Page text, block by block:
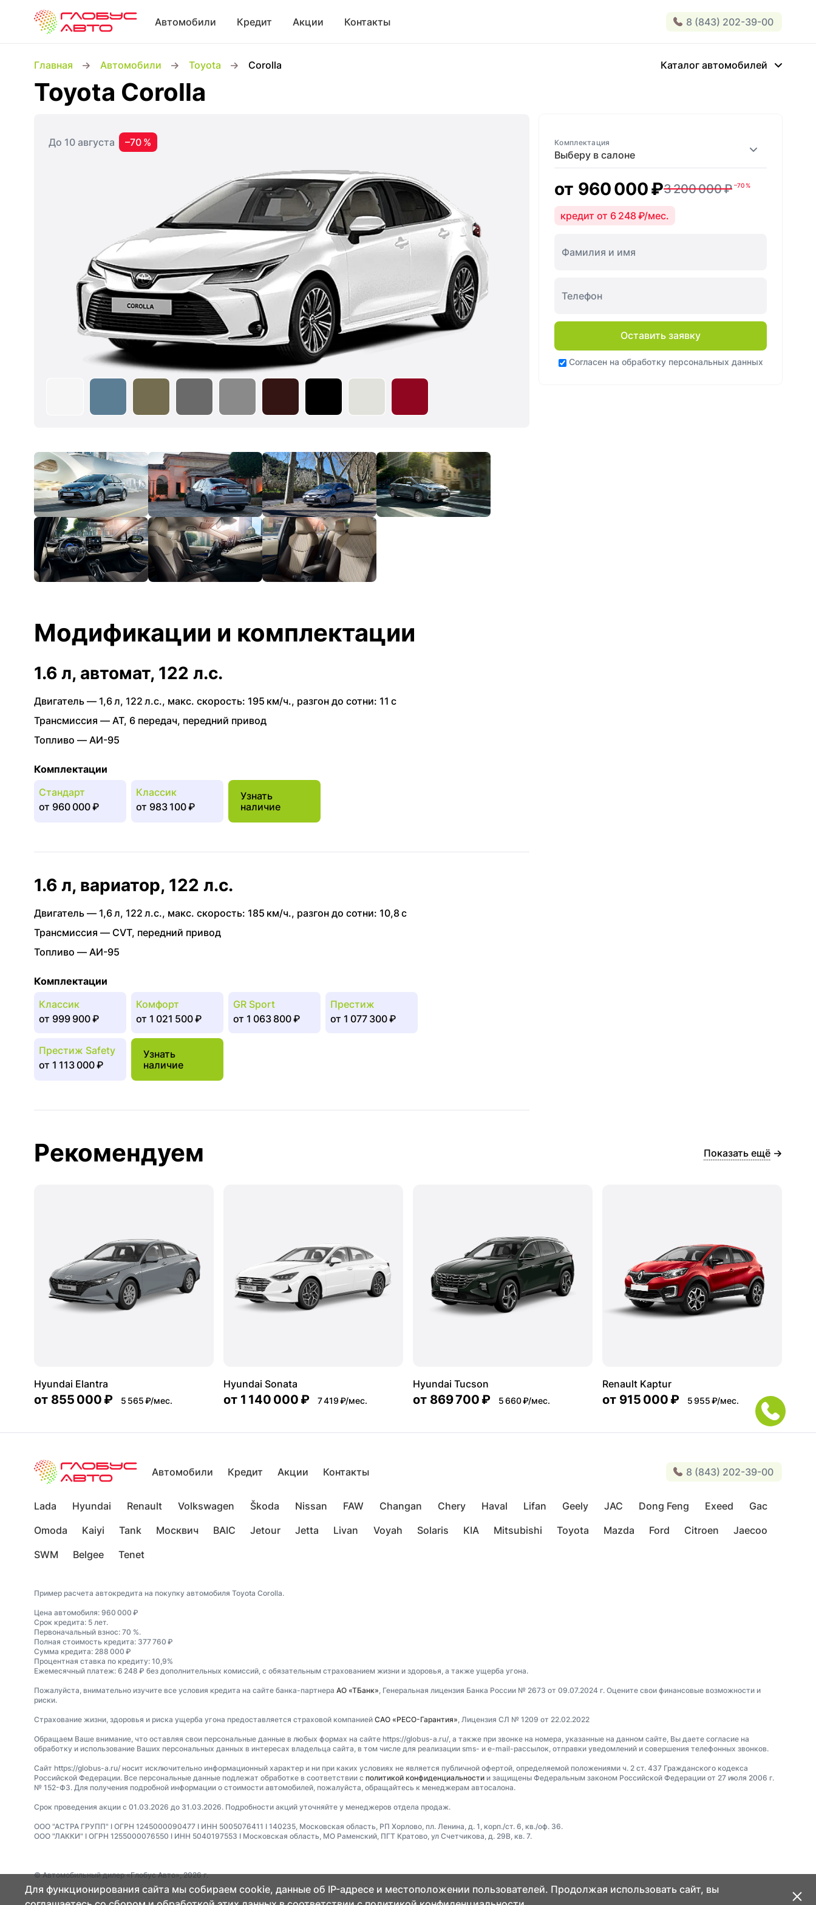
Автомобили Кредит Акции Контакты 8 (843) 202-39-00
Главная Автомобили Toyota Corolla Каталог автомобилей
Toyota Corolla
До 10 августа
–70 %
Выберу в салоне
Комплектация
от 960 000 ₽3 200 000 ₽ –70 %
кредит от 6 248 ₽/мес.
Оставить заявку
Согласен на обработку персональных данных
Модификации и комплектации
1.6 л, автомат, 122 л.с.
Двигатель — 1,6 л, 122 л.с., макс. скорость: 195 км/ч., разгон до сотни: 11 с
Трансмиссия — AT, 6 передач, передний привод
Топливо — АИ-95
Комплектации
Стандарт
от 960 000 ₽
Классик
от 983 100 ₽
Узнать
наличие
1.6 л, вариатор, 122 л.с.
Двигатель — 1,6 л, 122 л.с., макс. скорость: 185 км/ч., разгон до сотни: 10,8 с
Трансмиссия — CVT, передний привод
Топливо — АИ-95
Комплектации
Классик
от 999 900 ₽
Комфорт
от 1 021 500 ₽
GR Sport
от 1 063 800 ₽
Престиж
от 1 077 300 ₽
Престиж Safety
от 1 113 000 ₽
Узнать
наличие
Рекомендуем Показать ещё
Hyundai Elantra
от 855 000 ₽ 5 565 ₽/мес.
Hyundai Sonata
от 1 140 000 ₽ 7 419 ₽/мес.
Hyundai Tucson
от 869 700 ₽ 5 660 ₽/мес.
Renault Kaptur
от 915 000 ₽ 5 955 ₽/мес.
Автомобили Кредит Акции Контакты 8 (843) 202-39-00
Lada Hyundai Renault Volkswagen Škoda Nissan FAW Changan Chery Haval Lifan Geely JAC Dong Feng Exeed
Gac
Omoda
Kaiyi Tank Москвич BAIC Jetour Jetta Livan Voyah Solaris KIA Mitsubishi Toyota Mazda Ford Citroen
Jaecoo
SWM
Belgee Tenet
Пример расчета автокредита на покупку автомобиля Toyota Corolla.
Цена автомобиля: 960 000 ₽
Срок кредита: 5 лет.
Первоначальный взнос: 70 %.
Полная стоимость кредита: 377 760 ₽
Сумма кредита: 288 000 ₽
Процентная ставка по кредиту: 10,9%
Ежемесячный платеж: 6 248 ₽ без дополнительных комиссий, с обязательным страхованием жизни и здоровья, а также ущерба угона.
Пожалуйста, внимательно изучите все условия кредита на сайте банка-партнера АО «ТБанк», Генеральная лицензия Банка России № 2673 от 09.07.2024 г. Оцените свои финансовые возможности и
риски.
Страхование жизни, здоровья и риска ущерба угона предоставляется страховой компанией САО «РЕСО-Гарантия», Лицензия СЛ № 1209 от 22.02.2022
Обращаем Ваше внимание, что оставляя свои персональные данные в любых формах на сайте https://globus-a.ru/, а также при звонке на номера, указанные на данном сайте, Вы даете согласие на
обработку и использование Ваших персональных данных в интересах владельца сайта, в том числе для реализации sms- и e-mail-рассылок, отправки уведомлений и совершения телефонных звонков.
Сайт https://globus-a.ru/ носит исключительно информационный характер и ни при каких условиях не является публичной офертой, определяемой положениями ч. 2 ст. 437 Гражданского кодекса
Российской Федерации. Все персональные данные подлежат обработке в соответствии с политикой конфиденциальности и защищены Федеральным законом Российской Федерации от 27 июля 2006 г.
№ 152-ФЗ. Для получения подробной информации о стоимости автомобилей, пожалуйста, обращайтесь к менеджерам автосалона.
Срок проведения акции с 01.03.2026 до 31.03.2026. Подробности акций уточняйте у менеджеров отдела продаж.
ООО "АСТРА ГРУПП" I ОГРН 1245000090477 I ИНН 5005076411 I 140235, Московская область, РП Хорлово, пл. Ленина, д. 1, корп./ст. 6, кв./оф. 36.
ООО "ЛАККИ" I ОГРН 1255000076550 I ИНН 5040197553 I Московская область, МО Раменский, ПГТ Кратово, ул Счетчикова, д. 29В, кв. 7.
© Автомобильный дилер «Глобус Авто», 2026 г.
Для функционирования сайта мы собираем cookie, данные об IP-адресе и местоположении пользователей. Продолжая использовать сайт, вы